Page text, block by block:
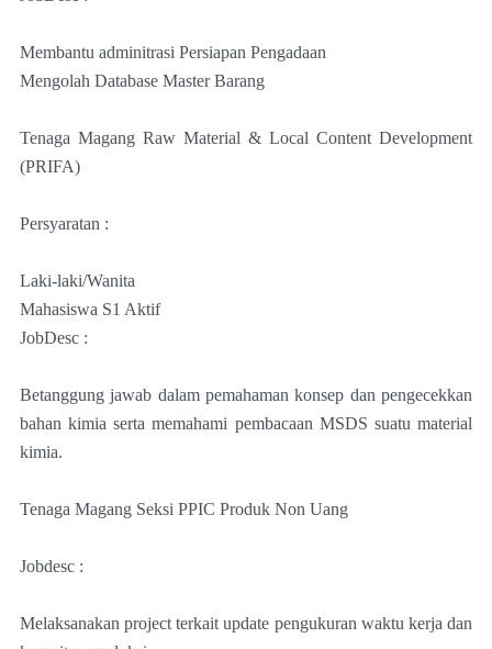
Membantu adminitrasi Persiapan Pengadaan
Mengolah Database Master Barang
Tenaga Magang Raw Material & Local Content Development
(PRIFA)
Persyaratan :
Laki-laki/Wanita
Mahasiswa S1 Aktif
JobDesc :
Betanggung jawab dalam pemahaman konsep dan pengecekkan
bahan kimia serta memahami pembacaan MSDS suatu material
kimia.
Tenaga Magang Seksi PPIC Produk Non Uang
Jobdesc :
Melaksanakan project terkait update pengukuran waktu kerja dan